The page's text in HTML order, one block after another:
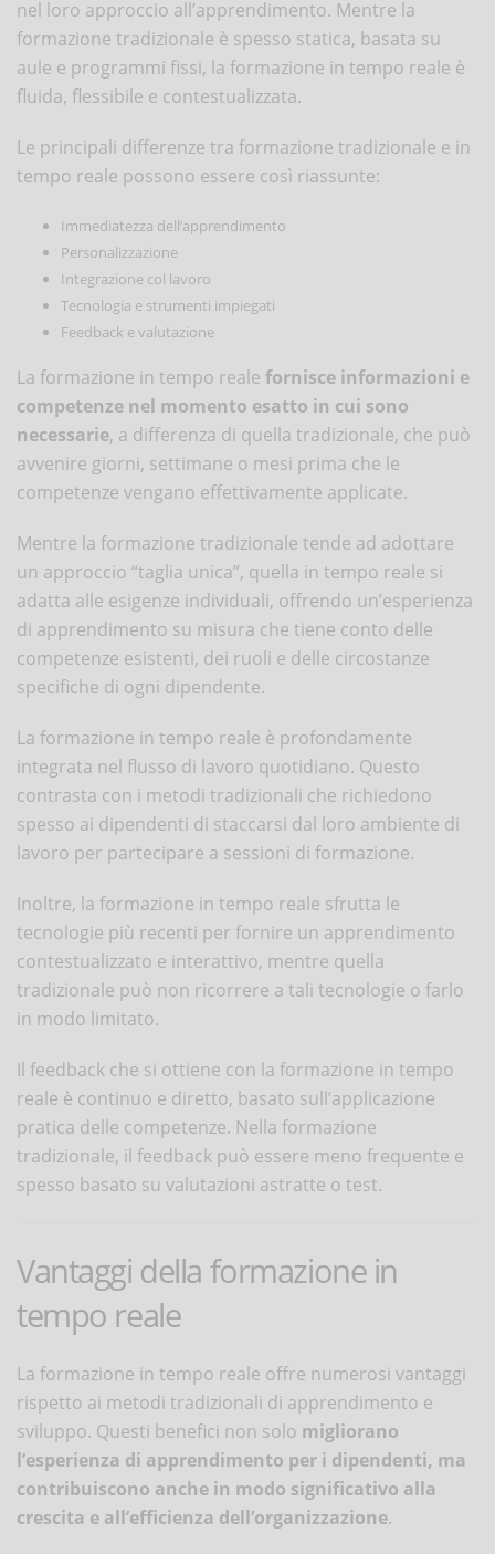
nel loro approccio all’apprendimento. Mentre la
formazione tradizionale è spesso statica, basata su
aule e programmi fissi, la formazione in tempo reale è
fluida, flessibile e contestualizzata.
Le principali differenze tra formazione tradizionale e in
tempo reale possono essere così riassunte:
Immediatezza dell’apprendimento
Personalizzazione
Integrazione col lavoro
Tecnologia e strumenti impiegati
Feedback e valutazione
La formazione in tempo reale fornisce informazioni e
competenze nel momento esatto in cui sono
necessarie, a differenza di quella tradizionale, che può
avvenire giorni, settimane o mesi prima che le
competenze vengano effettivamente applicate.
Mentre la formazione tradizionale tende ad adottare
un approccio “taglia unica”, quella in tempo reale si
adatta alle esigenze individuali, offrendo un’esperienza
di apprendimento su misura che tiene conto delle
competenze esistenti, dei ruoli e delle circostanze
specifiche di ogni dipendente.
La formazione in tempo reale è profondamente
integrata nel flusso di lavoro quotidiano. Questo
contrasta con i metodi tradizionali che richiedono
spesso ai dipendenti di staccarsi dal loro ambiente di
lavoro per partecipare a sessioni di formazione.
Inoltre, la formazione in tempo reale sfrutta le
tecnologie più recenti per fornire un apprendimento
contestualizzato e interattivo, mentre quella
tradizionale può non ricorrere a tali tecnologie o farlo
in modo limitato.
Il feedback che si ottiene con la formazione in tempo
reale è continuo e diretto, basato sull’applicazione
pratica delle competenze. Nella formazione
tradizionale, il feedback può essere meno frequente e
spesso basato su valutazioni astratte o test.
Vantaggi della formazione in
tempo reale
La formazione in tempo reale offre numerosi vantaggi
rispetto ai metodi tradizionali di apprendimento e
sviluppo. Questi benefici non solo migliorano
l’esperienza di apprendimento per i dipendenti, ma
contribuiscono anche in modo significativo alla
crescita e all’efficienza dell’organizzazione.